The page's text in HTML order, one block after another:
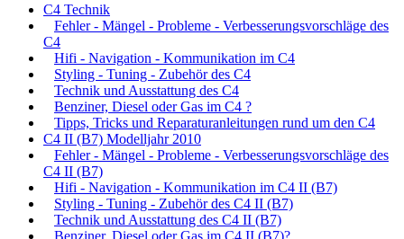
C4 Technik
Fehler - Mängel - Probleme - Verbesserungsvorschläge des
C4
Hifi - Navigation - Kommunikation im C4
Styling - Tuning - Zubehör des C4
Technik und Ausstattung des C4
Benziner, Diesel oder Gas im C4 ?
Tipps, Tricks und Reparaturanleitungen rund um den C4
C4 II (B7) Modelljahr 2010
Fehler - Mängel - Probleme - Verbesserungsvorschläge des
C4 II (B7)
Hifi - Navigation - Kommunikation im C4 II (B7)
Styling - Tuning - Zubehör des C4 II (B7)
Technik und Ausstattung des C4 II (B7)
Benziner, Diesel oder Gas im C4 II (B7)?